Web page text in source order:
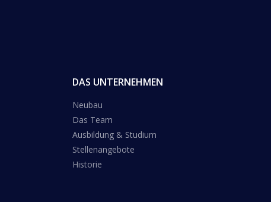
DAS UNTERNEHMEN
Neubau
Das Team
Ausbildung & Studium
Stellenangebote
Historie